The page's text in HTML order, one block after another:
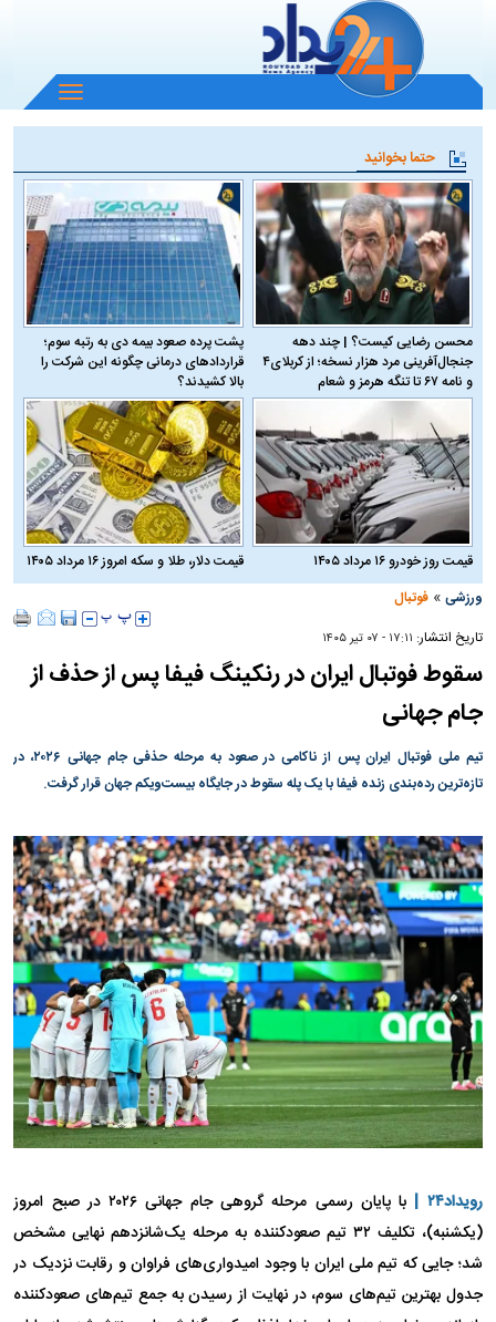
باز
و
منو
حتما بخوانید
محسن رضایی کیست؟ | چند دهه
جنجال‌آفرینی مرد هزار نسخه؛ از کربلای۴
و نامه ۶۷ تا تنگه هرمز و شعام
پشت پرده صعود بیمه دی به رتبه سوم؛
قراردادهای درمانی چگونه این شرکت را
بالا کشیدند؟
قیمت روز خودرو ۱۶ مرداد ۱۴۰۵
قیمت دلار، طلا و سکه امروز ۱۶ مرداد ۱۴۰۵
ورزشی »فوتبال
تاریخ انتشار: ۱۷:۱۱ - ۰۷ تير ۱۴۰۵
سقوط فوتبال ایران در رنکینگ فیفا پس از حذف از
جام جهانی
تیم ملی فوتبال ایران پس از ناکامی در صعود به مرحله حذفی جام جهانی ۲۰۲۶، در
تازه‌ترین رده‌بندی زنده فیفا با یک پله سقوط در جایگاه بیست‌ویکم جهان قرار گرفت.
رویداد۲۴ |
با پایان رسمی مرحله گروهی جام جهانی ۲۰۲۶ در صبح امروز
(یکشنبه)، تکلیف ۳۲ تیم صعودکننده به مرحله یک‌شانزدهم نهایی مشخص
شد؛ جایی که تیم ملی ایران با وجود امیدواری‌های فراوان و رقابت نزدیک در
جدول بهترین تیم‌های سوم، در نهایت از رسیدن به جمع تیم‌های صعودکننده